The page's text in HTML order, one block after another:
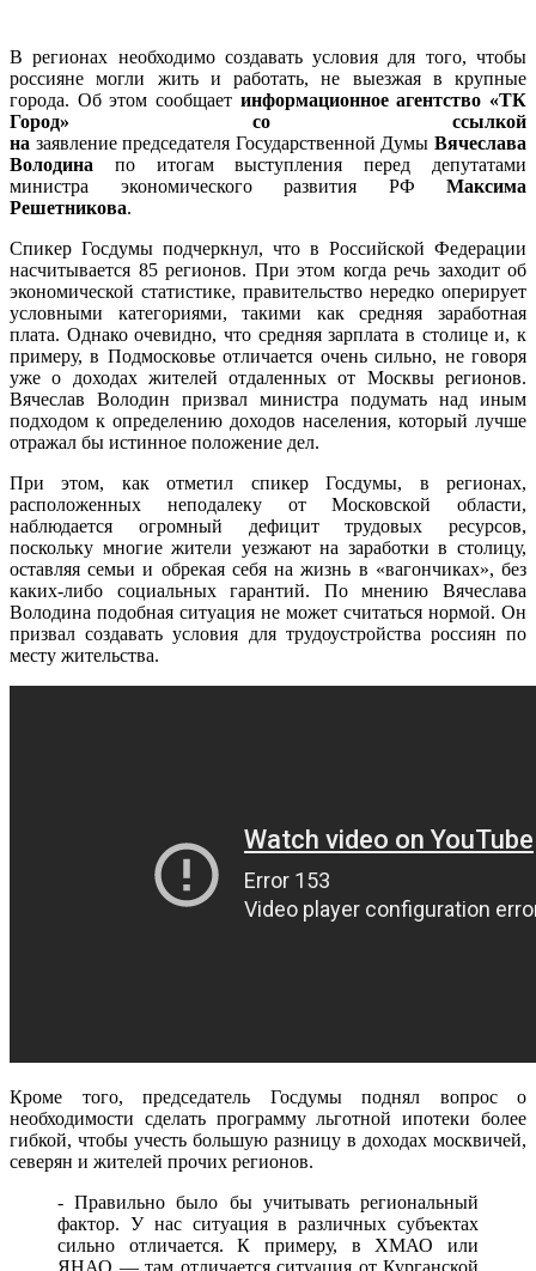
В регионах необходимо создавать условия для того, чтобы
россияне могли жить и работать, не выезжая в крупные
города. Об этом сообщает информационное агентство «ТК
Город» со ссылкой
на заявление председателя Государственной ДумыВячеслава
Володина по итогам выступления перед депутатами
министра экономического развития РФ Максима
Решетникова.
Спикер Госдумы подчеркнул, что в Российской Федерации
насчитывается 85 регионов. При этом когда речь заходит об
экономической статистике, правительство нередко оперирует
условными категориями, такими как средняя заработная
плата. Однако очевидно, что средняя зарплата в столице и, к
примеру, в Подмосковье отличается очень сильно, не говоря
уже о доходах жителей отдаленных от Москвы регионов.
Вячеслав Володин призвал министра подумать над иным
подходом к определению доходов населения, который лучше
отражал бы истинное положение дел.
При этом, как отметил спикер Госдумы, в регионах,
расположенных неподалеку от Московской области,
наблюдается огромный дефицит трудовых ресурсов,
поскольку многие жители уезжают на заработки в столицу,
оставляя семьи и обрекая себя на жизнь в «вагончиках», без
каких-либо социальных гарантий. По мнению Вячеслава
Володина подобная ситуация не может считаться нормой. Он
призвал создавать условия для трудоустройства россиян по
месту жительства.
Кроме того, председатель Госдумы поднял вопрос о
необходимости сделать программу льготной ипотеки более
гибкой, чтобы учесть большую разницу в доходах москвичей,
северян и жителей прочих регионов.
- Правильно было бы учитывать региональный
фактор. У нас ситуация в различных субъектах
сильно отличается. К примеру, в ХМАО или